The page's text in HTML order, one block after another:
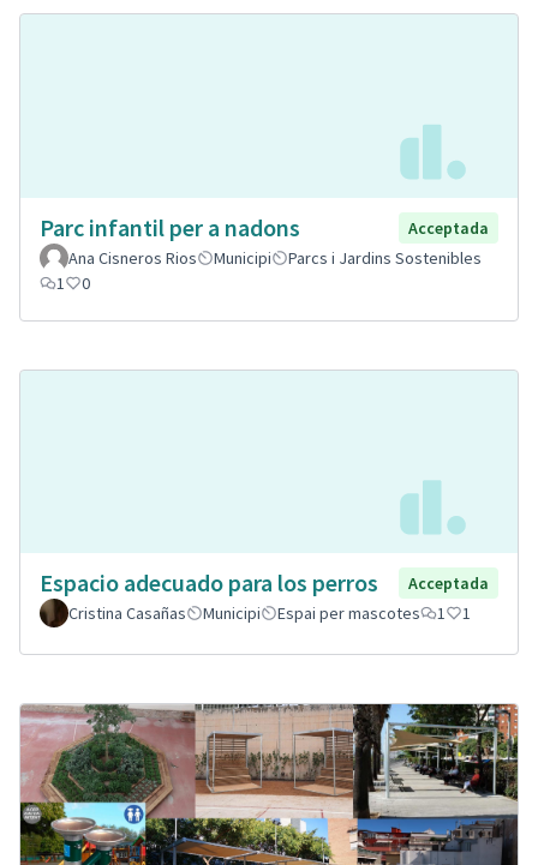
Parc infantil per a nadons
Acceptada
Ana Cisneros Rios
Municipi
Parcs i Jardins Sostenibles
1
0
Espacio adecuado para los perros
Acceptada
Cristina Casañas
Municipi Espai per mascotes 1 1